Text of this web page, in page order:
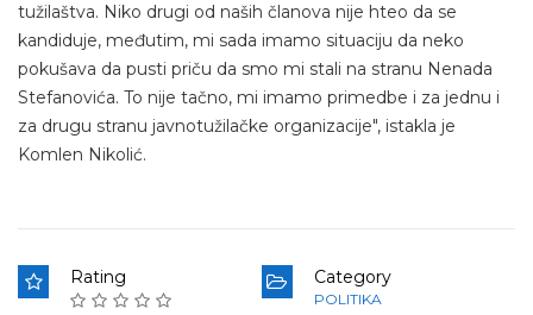
tužilaštva. Niko drugi od naših članova nije hteo da se
kandiduje, međutim, mi sada imamo situaciju da neko
pokušava da pusti priču da smo mi stali na stranu Nenada
Stefanovića. To nije tačno, mi imamo primedbe i za jednu i
za drugu stranu javnotužilačke organizacije", istakla je
Komlen Nikolić.
Rating Category
POLITIKA